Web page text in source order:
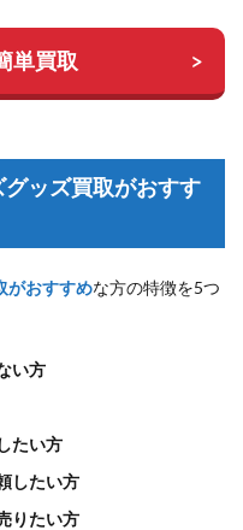
単買取
ッズ買取がおすす
がおすすめな方の特徴を5つ
い方
たい方
したい方
りたい方